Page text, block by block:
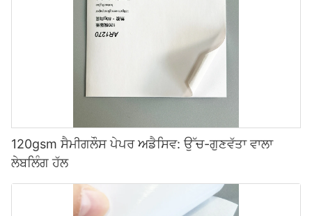
120gsm ਸੈਮੀਗਲੌਸ ਪੇਪਰ ਅਡੈਸਿਵ: ਉੱਚ-ਗੁਣਵੱਤਾ ਵਾਲਾ
ਲੇਬਲਿੰਗ ਹੱਲ